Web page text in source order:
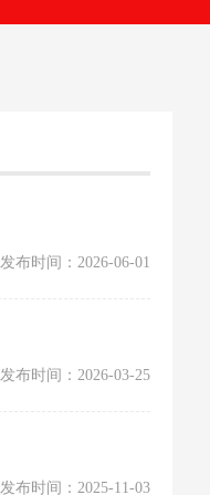
发布时间：2026-06-01
发布时间：2026-03-25
发布时间：2025-11-03